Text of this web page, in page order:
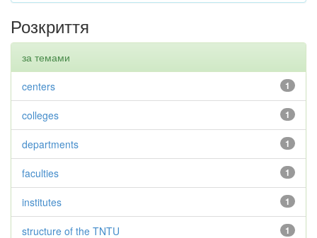
Розкриття
за темами
1
centers
1
colleges
1
departments
1
faculties
1
institutes
1
structure of the TNTU